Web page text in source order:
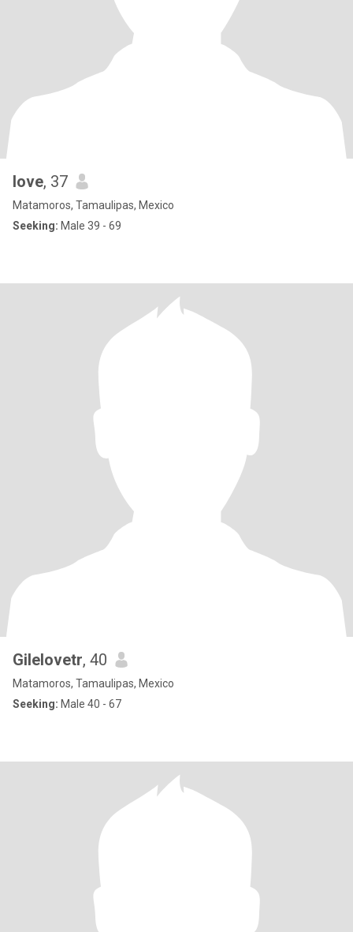
love, 37
Matamoros, Tamaulipas, Mexico
Seeking: Male 39 - 69
Gilelovetr, 40
Matamoros, Tamaulipas, Mexico
Seeking: Male 40 - 67